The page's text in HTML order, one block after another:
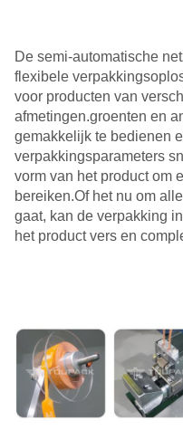
De semi-automatische
flexibele
voor producten van
afmetingen.groenten en
gemakkelijk te bedienen
verpakkingsparameters
vorm van het product om
bereiken.Of het nu om
gaat, kan de verpakking
het product vers en